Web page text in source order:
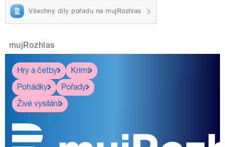
Všechny díly pořadu na mujRozhlas
mujRozhlas
Hry a četby
Krimi
Pohádky
Pořady
Živé vysílání